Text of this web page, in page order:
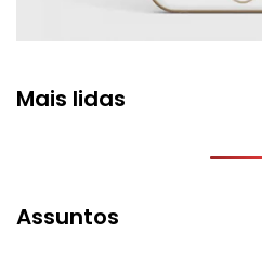
Mais lidas
Assuntos